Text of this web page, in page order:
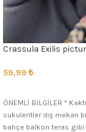
Crassula Exilis
59,99 ₺
ÖNEMLİ BİLGİLER *
sukulentler dış mekan
bahçe balkon teras gibi